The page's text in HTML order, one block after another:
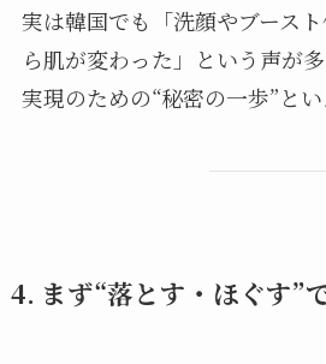
実は韓国でも「洗顔やブース
ら肌が変わった」という声が
実現のための“秘密の一歩”とい
4. まず“落とす・ほぐす”